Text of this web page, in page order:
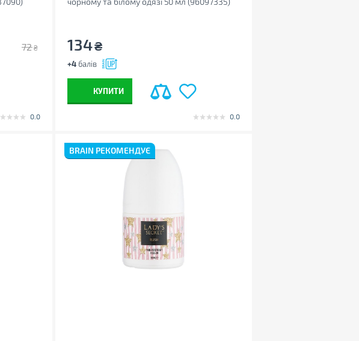
72 ₴
0.0
134₴
+4 балів
КУПИТИ
0.0
BRAIN РЕКОМЕНДУЄ